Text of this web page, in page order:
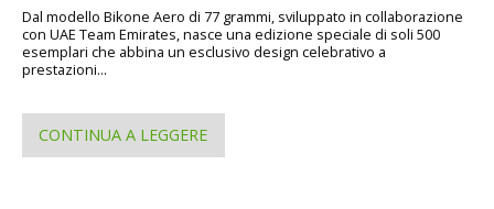
Dal modello Bikone Aero di 77 grammi, sviluppato in collaborazione
con UAE Team Emirates, nasce una edizione speciale di soli 500
esemplari che abbina un esclusivo design celebrativo a
prestazioni...
CONTINUA A LEGGERE